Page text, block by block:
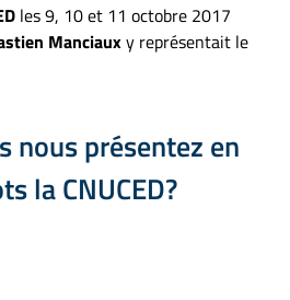
les 9, 10 et 11 octobre 2017
Manciauxy représentait le
nous présentez en
la CNUCED?